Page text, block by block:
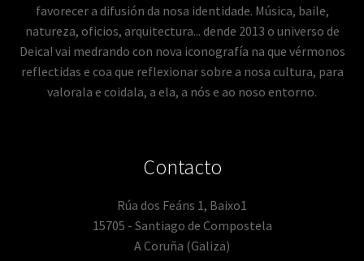
favorecer a difusión da nosa identidade. Música, baile,
natureza, oficios, arquitectura... dende 2013 o universo de
Deica! vai medrando con nova iconografía na que vérmonos
reflectidas e coa que reflexionar sobre a nosa cultura, para
valorala e coidala, a ela, a nós e ao noso entorno.
Contacto
Rúa dos Feáns 1, Baixo1
15705 - Santiago de Compostela
A Coruña (Galiza)